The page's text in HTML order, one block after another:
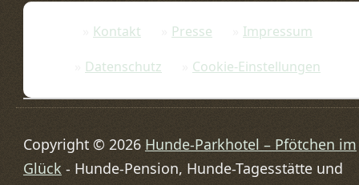
Kontakt Presse
Impressum
Datenschutz
Cookie-Einstellungen
Copyright © 2026 Hunde-Parkhotel – Pfötchen im
Glück - Hunde-Pension, Hunde-Tagesstätte und